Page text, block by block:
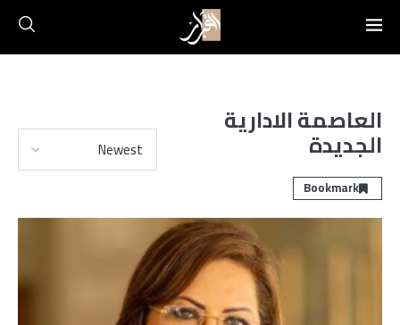
العاصمة الادارية
الجديدة
Bookmark